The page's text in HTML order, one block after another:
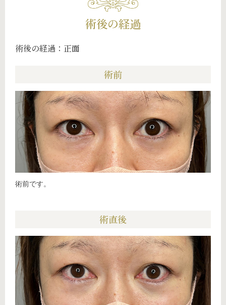
術後の経過
術後の経過：正面
術前
術前です。
術直後